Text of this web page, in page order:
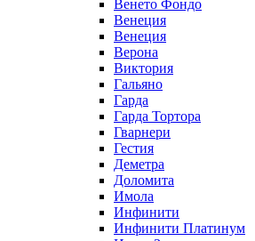
Венето Фондо
Венеция
Венеция
Верона
Виктория
Гальяно
Гарда
Гарда Тортора
Гварнери
Гестия
Деметра
Доломита
Имола
Инфинити
Инфинити Платинум